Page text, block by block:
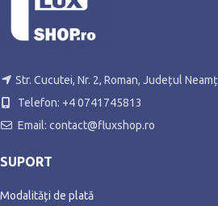
Str. Cucutei, Nr. 2, Roman, Județul Neamț
Telefon: +4 0741745813
Email: contact@fluxshop.ro
SUPORT
Modalități de plată